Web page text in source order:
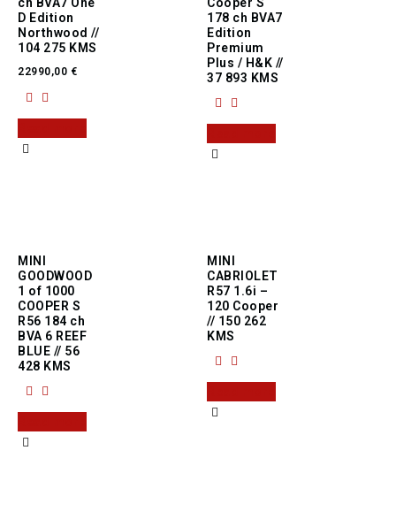
ch BVA7 One
D Edition
Northwood //
104 275 KMS
22990,00 €
Cooper S
178 ch BVA7
Edition
Premium
Plus / H&K //
37 893 KMS
MINI
GOODWOOD
1 of 1000
COOPER S
R56 184 ch
BVA 6 REEF
BLUE // 56
428 KMS
MINI
CABRIOLET
R57 1.6i –
120 Cooper
// 150 262
KMS